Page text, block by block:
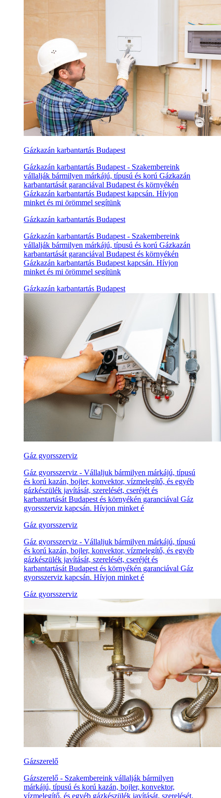
Gázkazán karbantartás Budapest
Gázkazán karbantartás Budapest - Szakembereink
vállalják bármilyen márkájú, típusú és korú Gázkazán
karbantartását garanciával Budapest és környékén
Gázkazán karbantartás Budapest kapcsán. Hívjon
minket és mi örömmel segítünk
Gázkazán karbantartás Budapest
Gázkazán karbantartás Budapest - Szakembereink
vállalják bármilyen márkájú, típusú és korú Gázkazán
karbantartását garanciával Budapest és környékén
Gázkazán karbantartás Budapest kapcsán. Hívjon
minket és mi örömmel segítünk
Gázkazán karbantartás Budapest
Gáz gyorsszerviz
Gáz gyorsszerviz - Vállaljuk bármilyen márkájú, típusú
és korú kazán, bojler, konvektor, vízmelegítő, és egyéb
gázkészülék javítását, szerelését, cseréjét és
karbantartását Budapest és környékén garanciával Gáz
gyorsszerviz kapcsán. Hívjon minket é
Gáz gyorsszerviz
Gáz gyorsszerviz - Vállaljuk bármilyen márkájú, típusú
és korú kazán, bojler, konvektor, vízmelegítő, és egyéb
gázkészülék javítását, szerelését, cseréjét és
karbantartását Budapest és környékén garanciával Gáz
gyorsszerviz kapcsán. Hívjon minket é
Gáz gyorsszerviz
Gázszerelő
Gázszerelő - Szakembereink vállalják bármilyen
márkájú, típusú és korú kazán, bojler, konvektor,
vízmelegítő, és egyéb gázkészülék javítását, szerelését,